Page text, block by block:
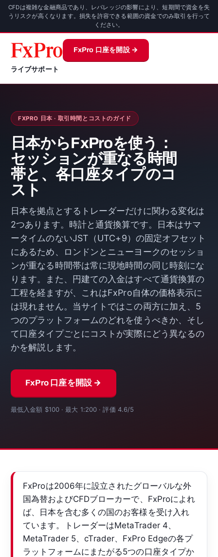
CFDは複雑な金融商品であり、レバレッジの影響により、短期間で資金を失
うリスクが高くなります。損失を許容できる範囲の資金でのみ取引を行って
ください。
ライブサポート
FxPro 口座を開設 →
FXPRO 日本 · 取引時間とコストのガイド
日本からFxProを使う：
セッションが重なる時間
帯と、各口座タイプのコ
スト
日本を拠点とするトレーダーだけに関わる変化は
2つあります。時計と通貨換算です。日本はサマ
ータイムのないJST（UTC+9）の固定オフセット
にあるため、ロンドンとニューヨークのセッショ
ンが重なる時間帯は常に現地時間の同じ時刻にな
ります。また、円建ての入金はすべて通貨換算の
工程を経ますが、これはFxPro自体の価格表示に
は現れません。当サイトではこの両方に加え、5
つのプラットフォームのどれを使うべきか、そし
て口座タイプごとにコストが実際にどう異なるの
かを解説します。
FxPro 口座を開設 →
最低入金額 $100 · 最大 1:200 · 評価 4.6/5
FxProは2006年に設立されたグローバルな外
国為替およびCFDブローカーで、FxProによれ
ば、日本を含む多くの国のお客様を受け入れ
ています。トレーダーはMetaTrader 4、
MetaTrader 5、cTrader、FxPro Edgeの各プ
ラットフォームにまたがる5つの口座タイプか